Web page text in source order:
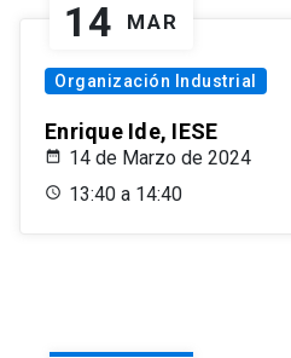
14 MAR
Organización Industrial
Enrique Ide, IESE
14 de Marzo de 2024
13:40 a 14:40